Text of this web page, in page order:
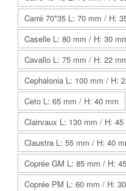
Carré 70*35 L: 70 mm / H:
Caselle L: 80 mm / H: 30
Cavallo L: 75 mm / H: 22
Cephalonia L: 100 mm / H:
Ceto L: 65 mm / H: 40 mm
Clairvaux L: 130 mm / H: 45
Claustra L: 55 mm / H: 40
Coprée GM L: 85 mm / H:
Coprée PM L: 60 mm / H: